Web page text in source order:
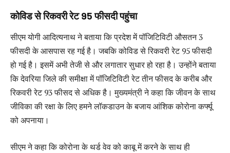
कोविड से रिकवरी रेट 95 फीसदी पहुंचा
सीएम योगी आदित्यनाथ ने बताया कि प्रदेश में पॉजिटिविटी औसतन 3
फीसदी के आसपास रह गई है। जबकि कोविड से रिकवरी रेट 95 फीसदी
हो गई है। इसमें अभी तेजी से और लगातार सुधार हो रहा है। उन्होंने बताया
कि देवरिया जिले की समीक्षा में पॉजिटिविटी रेट तीन फीसद के करीब और
रिकवरी रेट 93 फीसद से अधिक है। मुख्यमंत्री ने कहा कि जीवन के साथ
जीविका की रक्षा के लिए हमने लॉकडाउन के बजाय आंशिक कोरोना कर्फ्यू
को अपनाया।
सीएम ने कहा कि कोरोना के थर्ड वेव को काबू में करने के साथ ही